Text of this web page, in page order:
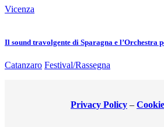
Vicenza
Il sound travolgente di Sparagna e l’Orchestra
Catanzaro Festival/Rassegna
Privacy Policy –